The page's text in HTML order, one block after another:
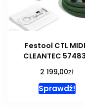
Festool CTL
CLEANTEC
2 199,00zł
Sprawdź!